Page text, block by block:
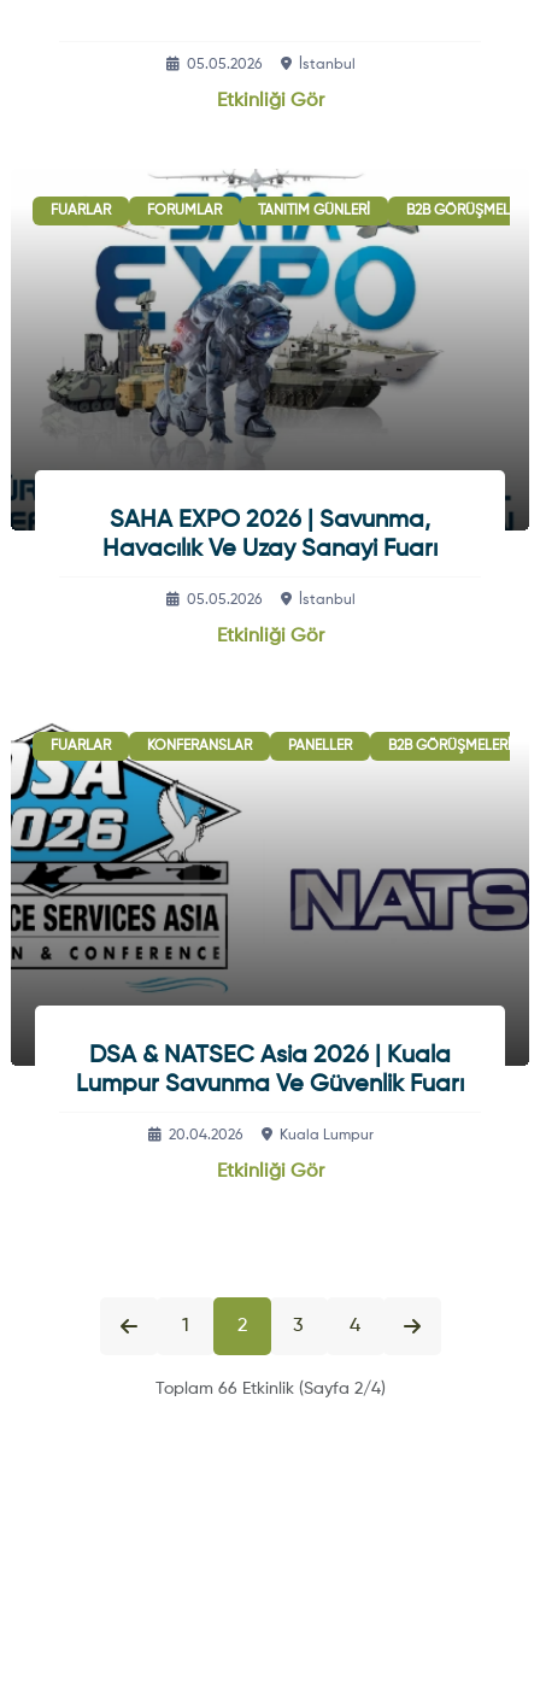
05.05.2026 İstanbul
Etkinliği Gör
FUARLAR FORUMLAR TANITIM GÜNLERI B2B GÖRÜŞMELERI
SAHA EXPO 2026 | Savunma,
Havacılık Ve Uzay Sanayi Fuarı
05.05.2026 İstanbul
Etkinliği Gör
FUARLAR KONFERANSLAR PANELLER B2B GÖRÜŞMELERI
DSA & NATSEC Asia 2026 | Kuala
Lumpur Savunma Ve Güvenlik Fuarı
20.04.2026 Kuala Lumpur
Etkinliği Gör
1 2 3 4
Toplam 66 Etkinlik (Sayfa 2/4)